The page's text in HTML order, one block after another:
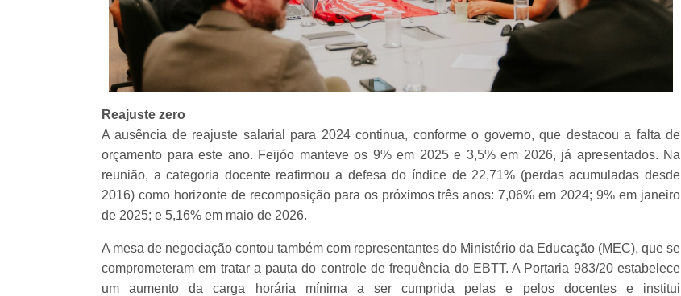
Reajuste zero
A ausência de reajuste salarial para 2024 continua, conforme o governo, que destacou a falta de
orçamento para este ano. Feijóo manteve os 9% em 2025 e 3,5% em 2026, já apresentados. Na
reunião, a categoria docente reafirmou a defesa do índice de 22,71% (perdas acumuladas desde
2016) como horizonte de recomposição para os próximos três anos: 7,06% em 2024; 9% em janeiro
de 2025; e 5,16% em maio de 2026.
A mesa de negociação contou também com representantes do Ministério da Educação (MEC), que se
comprometeram em tratar a pauta do controle de frequência do EBTT. A Portaria 983/20 estabelece
um aumento da carga horária mínima a ser cumprida pelas e pelos docentes e institui